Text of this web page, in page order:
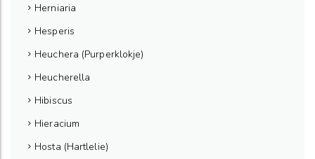
Herniaria
Hesperis
Heuchera (Purperklokje)
Heucherella
Hibiscus
Hieracium
Hosta (Hartlelie)